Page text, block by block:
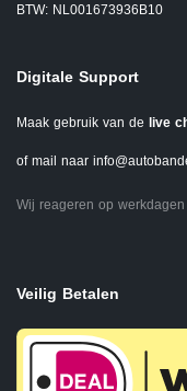
BTW: NL001673936B10
Digitale Support
Maak gebruik van de live
of mail naar
Wij reageren op
Veilig Betalen